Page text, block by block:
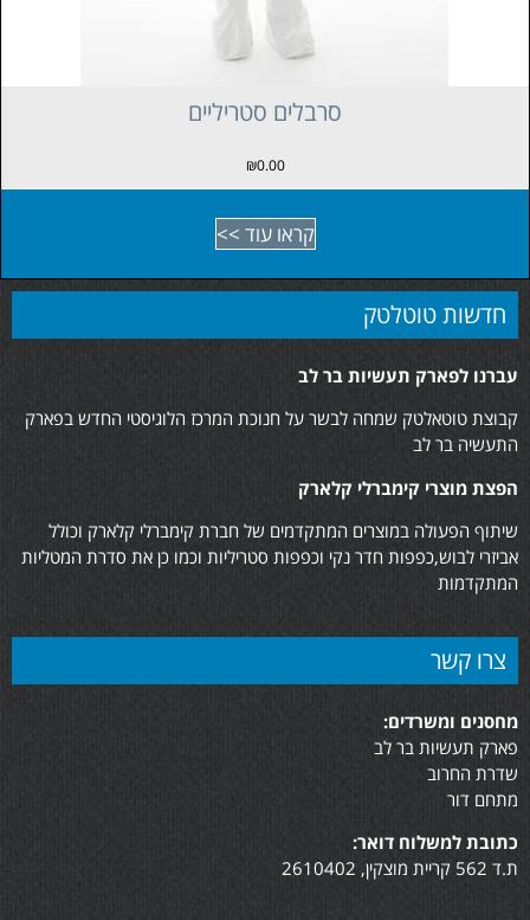
סרבלים סטריליים
₪0.00
קראו עוד >>
חדשות טוטלטק
עברנו לפארק תעשיות בר לב
קבוצת טוטאלטק שמחה לבשר על חנוכת המרכז הלוגיסטי החדש בפארק
התעשיה בר לב
הפצת מוצרי קימברלי קלארק
שיתוף הפעולה במוצרים המתקדמים של חברת קימברלי קלארק וכולל
אביזרי לבוש,כפפות חדר נקי וכפפות סטריליות וכמו כן את סדרת המטליות
המתקדמות
צרו קשר
מחסנים ומשרדים:
פארק תעשיות בר לב
שדרת החרוב
מתחם דור
כתובת למשלוח דואר:
ת.ד 562 קריית מוצקין, 2610402